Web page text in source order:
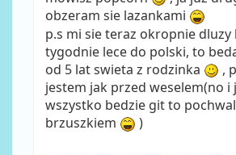
obzeram sie lazankami
p.s mi sie teraz okropnie dluzy
tygodnie lece do polski, to
od 5 lat swieta z rodzinka
,
jestem jak przed weselem(no i
wszystko bedzie git to
brzuszkiem
)